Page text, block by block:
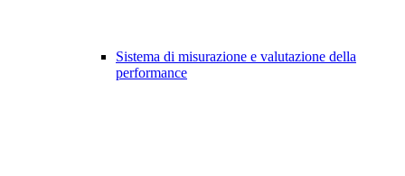
Sistema di misurazione e valutazione della
performance